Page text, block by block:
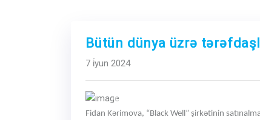
Bütün dünya üzrə
7 i̇yun 2024
Previous
Fidan Kərimova, “Black Well” şirkətinin